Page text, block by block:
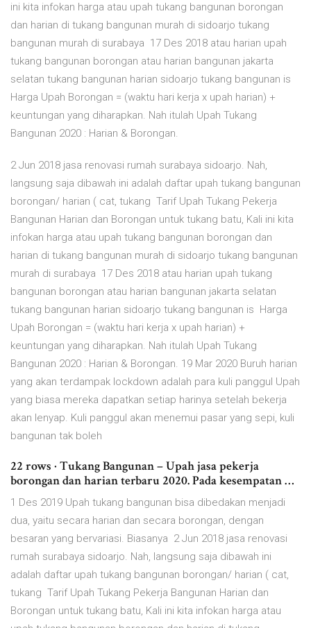
ini kita infokan harga atau upah tukang bangunan borongan
dan harian di tukang bangunan murah di sidoarjo tukang
bangunan murah di surabaya 17 Des 2018 atau harian upah
tukang bangunan borongan atau harian bangunan jakarta
selatan tukang bangunan harian sidoarjo tukang bangunan is
Harga Upah Borongan = (waktu hari kerja x upah harian) +
keuntungan yang diharapkan. Nah itulah Upah Tukang
Bangunan 2020 : Harian & Borongan.
2 Jun 2018 jasa renovasi rumah surabaya sidoarjo. Nah,
langsung saja dibawah ini adalah daftar upah tukang bangunan
borongan/ harian ( cat, tukang Tarif Upah Tukang Pekerja
Bangunan Harian dan Borongan untuk tukang batu, Kali ini kita
infokan harga atau upah tukang bangunan borongan dan
harian di tukang bangunan murah di sidoarjo tukang bangunan
murah di surabaya 17 Des 2018 atau harian upah tukang
bangunan borongan atau harian bangunan jakarta selatan
tukang bangunan harian sidoarjo tukang bangunan is Harga
Upah Borongan = (waktu hari kerja x upah harian) +
keuntungan yang diharapkan. Nah itulah Upah Tukang
Bangunan 2020 : Harian & Borongan. 19 Mar 2020 Buruh harian
yang akan terdampak lockdown adalah para kuli panggul Upah
yang biasa mereka dapatkan setiap harinya setelah bekerja
akan lenyap. Kuli panggul akan menemui pasar yang sepi, kuli
bangunan tak boleh
22 rows · Tukang Bangunan – Upah jasa pekerja
borongan dan harian terbaru 2020. Pada kesempatan …
1 Des 2019 Upah tukang bangunan bisa dibedakan menjadi
dua, yaitu secara harian dan secara borongan, dengan
besaran yang bervariasi. Biasanya 2 Jun 2018 jasa renovasi
rumah surabaya sidoarjo. Nah, langsung saja dibawah ini
adalah daftar upah tukang bangunan borongan/ harian ( cat,
tukang Tarif Upah Tukang Pekerja Bangunan Harian dan
Borongan untuk tukang batu, Kali ini kita infokan harga atau